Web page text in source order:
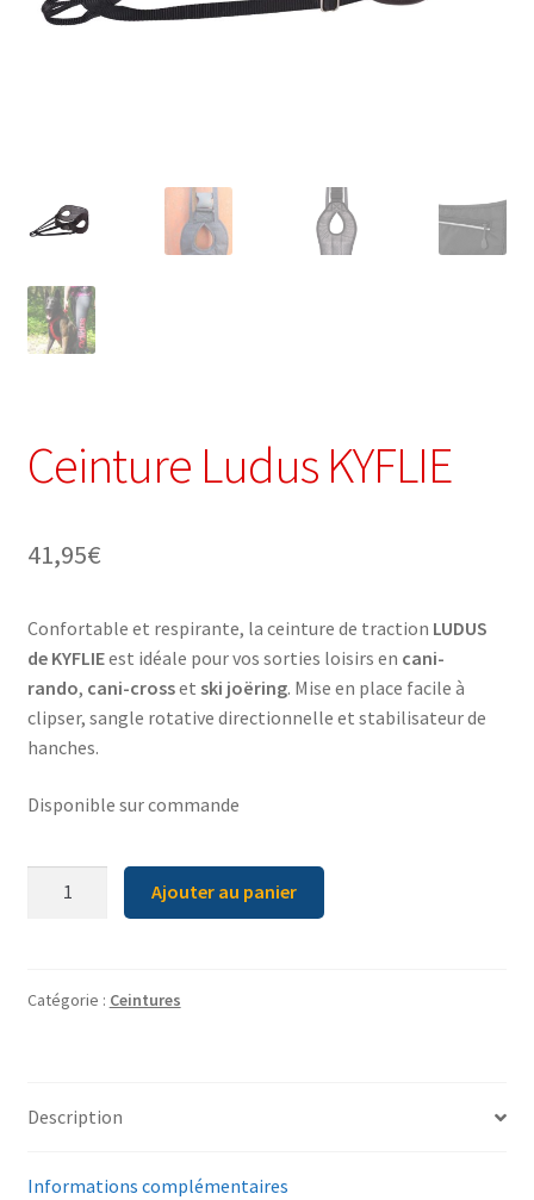
Ceinture Ludus KYFLIE
41,95€
Confortable et respirante, la ceinture de traction LUDUS
de KYFLIEest idéale pour vos sorties loisirs en cani-
rando, cani-crosset ski joëring. Mise en place facile à
clipser, sangle rotative directionnelle et stabilisateur de
hanches.
Disponible sur commande
KYFLIE
Ajouter au panier
Catégorie : Ceintures
Description
Informations complémentaires